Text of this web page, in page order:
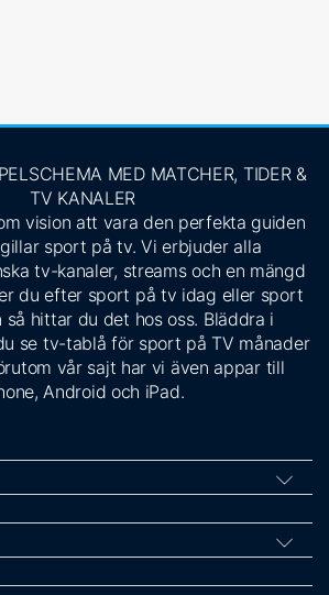
MED MATCHER, TIDER &
TV KANALER
vision att vara den perfekta guiden
sport på tv. Vi erbjuder alla
tv-kanaler, streams och en mängd
du efter sport på tv idag eller sport
hittar du det hos oss. Bläddra i
se tv-tablå för sport på TV månader
vår sajt har vi även appar till
Android och iPad.